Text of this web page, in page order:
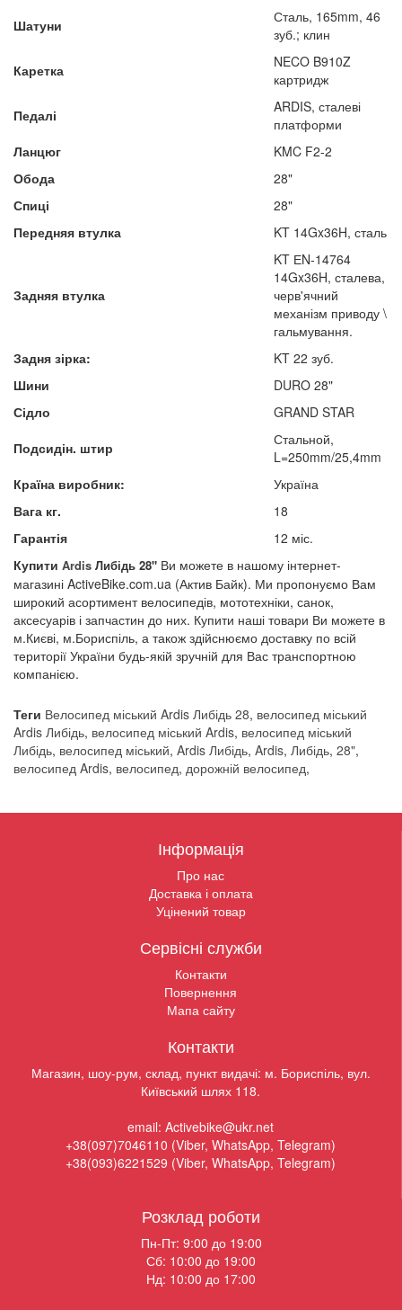
Шатуни
Сталь, 165mm, 46
зуб.; клин
Каретка
NECO B910Z
картридж
Педалі
ARDIS, сталеві
платформи
Ланцюг
KMC F2-2
Обода
28"
Спиці
28"
Передняя втулка
KT 14Gx36H, сталь
Задняя втулка
KT ЕN-14764
14Gx36H, сталева,
черв'ячний
механізм приводу \
гальмування.
Задня зірка:
KT 22 зуб.
Шини
DURO 28"
Сідло
GRAND STAR
Подсидін. штир
Стальной,
L=250mm/25,4mm
Країна виробник:
Україна
Вага кг.
18
Гарантія
12 міс.
Купити Ardis Либідь 28" Ви можете в нашому інтернет-
магазині ActiveBike.com.ua (Актив Байк). Ми пропонуємо Вам
широкий асортимент велосипедів, мототехніки, санок,
аксесуарів і запчастин до них. Купити наші товари Ви можете в
м.Києві, м.Бориспіль, а також здійснюємо доставку по всій
території України будь-якій зручній для Вас транспортною
компанією.
Теги Велосипед міський Ardis Либідь 28, велосипед міський
Ardis Либідь, велосипед міський Ardis, велосипед міський
Либідь, велосипед міський, Ardis Либідь, Ardis, Либідь, 28",
велосипед Ardis, велосипед, дорожній велосипед,
Інформація
Про нас
Доставка і оплата
Уцінений товар
Сервісні служби
Контакти
Повернення
Мапа сайту
Контакти
Магазин, шоу-рум, склад, пункт видачі: м. Бориспіль, вул.
Київський шлях 118.
email: Activebike@ukr.net
+38(097)7046110 (Viber, WhatsApp, Telegram)
+38(093)6221529 (Viber, WhatsApp, Telegram)
Розклад роботи
Пн-Пт: 9:00 до 19:00
Сб: 10:00 до 19:00
Нд: 10:00 до 17:00